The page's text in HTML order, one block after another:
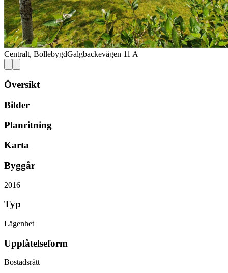
Centralt, BollebygdGalgbackevägen 11 A
Översikt
Bilder
Planritning
Karta
Byggår
2016
Typ
Lägenhet
Upplåtelseform
Bostadsrätt